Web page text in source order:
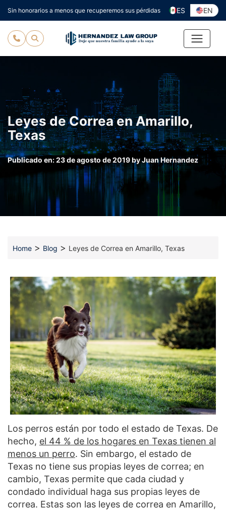
al
contenido
Sin honorarios a menos que recuperemos sus pérdidas ES EN
Leyes de Correa en Amarillo,
Texas
Publicado en:23 de agosto de 2019byJuan Hernandez
Home > Blog > Leyes de Correa en Amarillo, Texas
Los perros están por todo el estado de Texas. De
hecho, el 44 % de los hogares en Texas tienen al
menos un perro. Sin embargo, el estado de
Texas no tiene sus propias leyes de correa; en
cambio, Texas permite que cada ciudad y
condado individual haga sus propias leyes de
correa. Estas son las leyes de correa en Amarillo,